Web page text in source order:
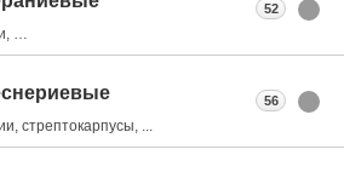
…
52
стрептокарпусы, ...
56